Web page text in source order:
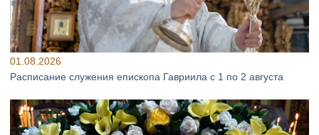
01.08.2026
Расписание служения епископа Гавриила с 1 по 2 августа